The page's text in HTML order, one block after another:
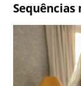
Sequências